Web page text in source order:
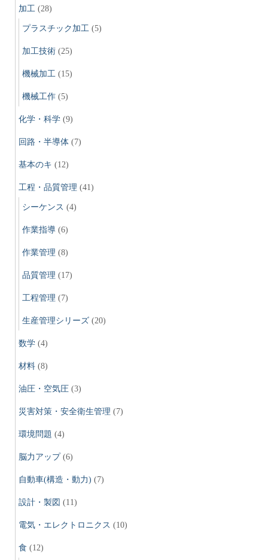
加工 (28)
プラスチック加工 (5)
加工技術 (25)
機械加工 (15)
機械工作 (5)
化学・科学 (9)
回路・半導体 (7)
基本のキ (12)
工程・品質管理 (41)
シーケンス (4)
作業指導 (6)
作業管理 (8)
品質管理 (17)
工程管理 (7)
生産管理シリーズ (20)
数学 (4)
材料 (8)
油圧・空気圧 (3)
災害対策・安全衛生管理 (7)
環境問題 (4)
脳力アップ(6)
自動車(構造・動力) (7)
設計・製図 (11)
電気・エレクトロニクス (10)
食 (12)